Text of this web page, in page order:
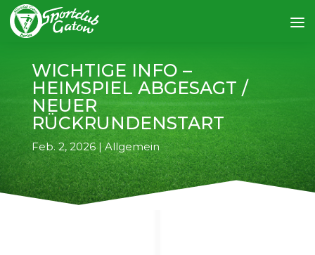
WICHTIGE INFO –
HEIMSPIEL ABGESAGT /
NEUER
RÜCKRUNDENSTART
Feb. 2, 2026|Allgemein